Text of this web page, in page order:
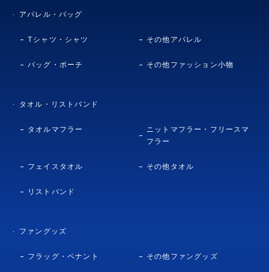
アパレル・バッグ
Tシャツ・シャツ その他アパレル
バッグ・ポーチ その他ファッション小物
タオル・リストバンド
タオルマフラー
ニットマフラー・フリースマ
フラー
フェイスタオル その他タオル
リストバンド
ファングッズ
フラッグ・ペナント その他ファングッズ